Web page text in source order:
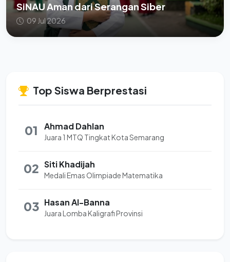
SiNAU Aman dari Serangan Siber
09 Jul 2026
Top Siswa Berprestasi
01 Ahmad Dahlan
Juara 1 MTQ Tingkat Kota Semarang
02 Siti Khadijah
Medali Emas Olimpiade Matematika
03 Hasan Al-Banna
Juara Lomba Kaligrafi Provinsi